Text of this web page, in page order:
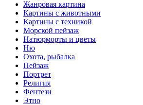
Жанровая картина
Картины с животными
Картины с техникой
Морской пейзаж
Натюрморты и цветы
Ню
Охота, рыбалка
Пейзаж
Портрет
Религия
Фентези
Этно